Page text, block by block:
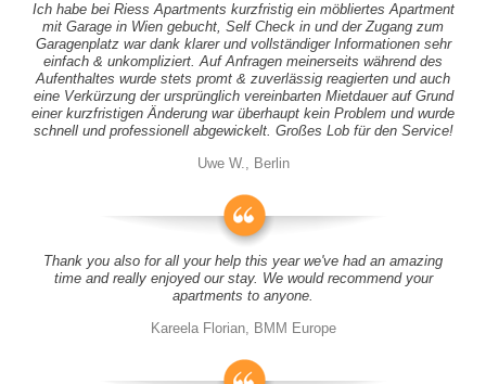
Ich habe bei Riess Apartments kurzfristig ein möbliertes Apartment
mit Garage in Wien gebucht, Self Check in und der Zugang zum
Garagenplatz war dank klarer und vollständiger Informationen sehr
einfach & unkompliziert. Auf Anfragen meinerseits während des
Aufenthaltes wurde stets promt & zuverlässig reagierten und auch
eine Verkürzung der ursprünglich vereinbarten Mietdauer auf Grund
einer kurzfristigen Änderung war überhaupt kein Problem und wurde
schnell und professionell abgewickelt. Großes Lob für den Service!
Uwe W., Berlin
Thank you also for all your help this year we've had an amazing
time and really enjoyed our stay. We would recommend your
apartments to anyone.
Kareela Florian, BMM Europe